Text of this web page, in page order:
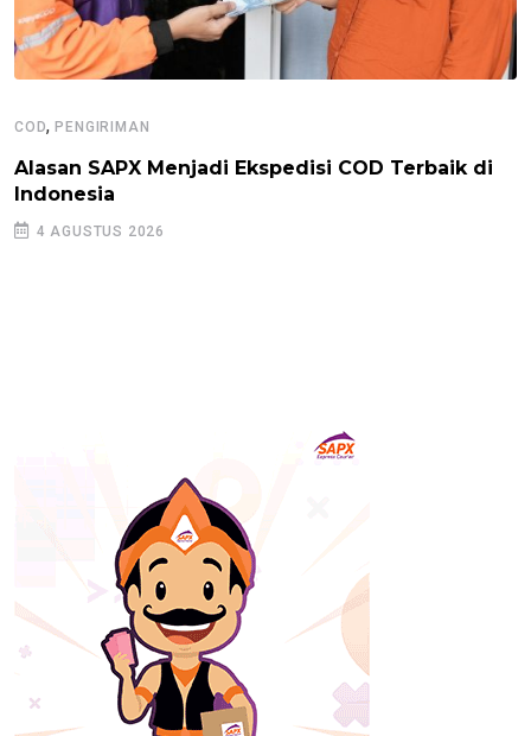
COD,PENGIRIMAN
Alasan SAPX Menjadi Ekspedisi COD Terbaik di
Indonesia
4 AGUSTUS 2026